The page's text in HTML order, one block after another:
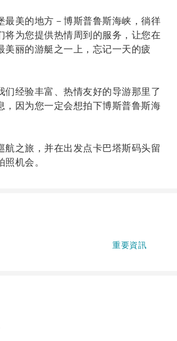
最美的地方－博斯普鲁斯海峡，徜徉
将为您提供热情周到的服务，让您在
美丽的游艇之一上，忘记一天的疲
们经验丰富、热情友好的导游那里了
，因为您一定会想拍下博斯普鲁斯海
航之旅，并在出发点卡巴塔斯码头留
机会。
重要資訊